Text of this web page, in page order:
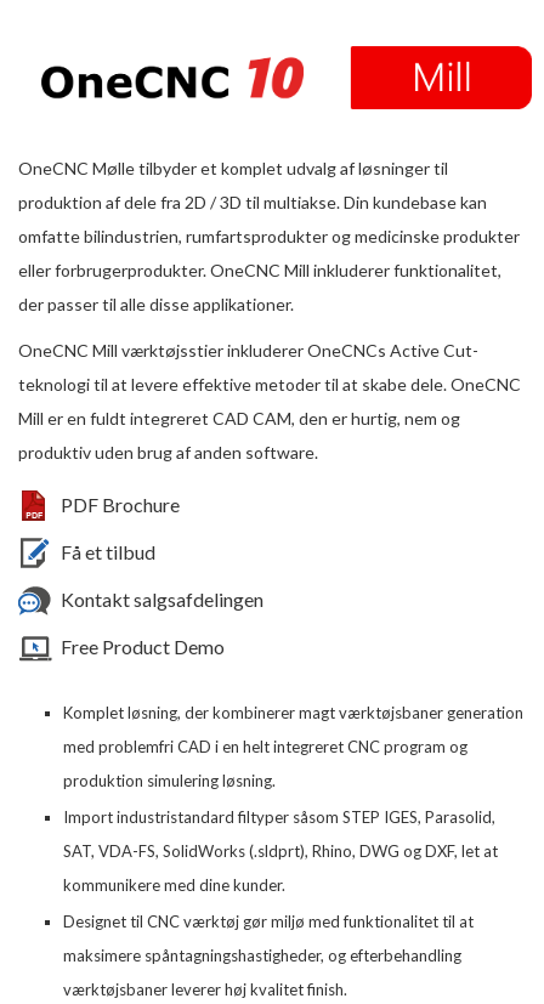
OneCNC Mølle tilbyder et komplet udvalg af løsninger til
produktion af dele fra 2D / 3D til multiakse. Din kundebase kan
omfatte bilindustrien, rumfartsprodukter og medicinske produkter
eller forbrugerprodukter. OneCNC Mill inkluderer funktionalitet,
der passer til alle disse applikationer.
OneCNC Mill værktøjsstier inkluderer OneCNCs Active Cut-
teknologi til at levere effektive metoder til at skabe dele. OneCNC
Mill er en fuldt integreret CAD CAM, den er hurtig, nem og
produktiv uden brug af anden software.
PDF Brochure
Få et tilbud
Kontakt salgsafdelingen
Free Product Demo
Komplet løsning, der kombinerer magt værktøjsbaner generation
med problemfri CAD i en helt integreret CNC program og
produktion simulering løsning.
Import industristandard filtyper såsom STEP IGES, Parasolid,
SAT, VDA-FS, SolidWorks (.sldprt), Rhino, DWG og DXF, let at
kommunikere med dine kunder.
Designet til CNC værktøj gør miljø med funktionalitet til at
maksimere spåntagningshastigheder, og efterbehandling
værktøjsbaner leverer høj kvalitet finish.